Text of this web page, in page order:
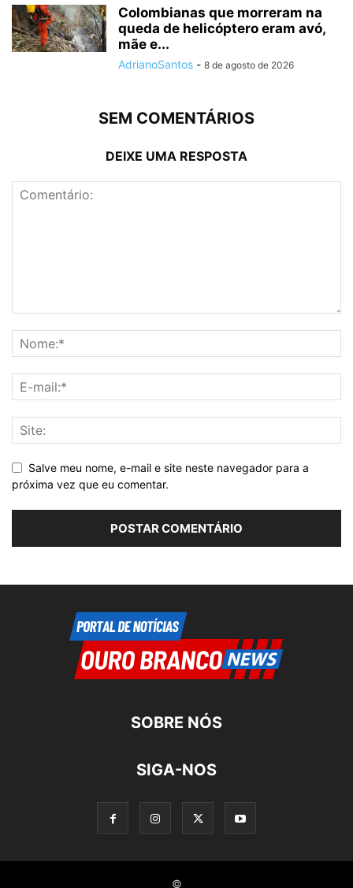
Colombianas que morreram na
queda de helicóptero eram avó,
mãe e...
AdrianoSantos - 8 de agosto de 2026
SEM COMENTÁRIOS
DEIXE UMA RESPOSTA
Salve meu nome, e-mail e site neste navegador para a
próxima vez que eu comentar.
SOBRE NÓS
SIGA-NOS
©